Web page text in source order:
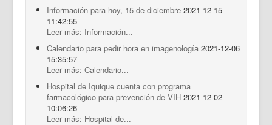
Información para hoy, 15 de diciembre 2021-12-15
11:42:55
Leer más: Información...
Calendario para pedir hora en imagenología 2021-12-06
15:35:57
Leer más: Calendario...
Hospital de Iquique cuenta con programa
farmacológico para prevención de VIH 2021-12-02
10:06:26
Leer más: Hospital de...